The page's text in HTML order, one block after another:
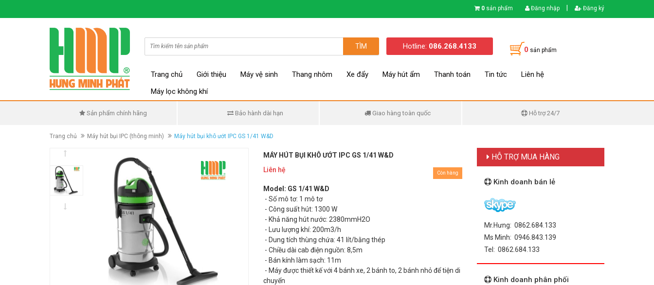
0 sản phẩm Đăng nhập Đăng ký
TÌM Hotline: 086.268.4133 0 sản phẩm
Trang chủ Giới thiệu Máy vệ sinh Thang nhôm Xe đẩy Máy hút ẩm Thanh toán Tin tức
Liên hệ
Máy lọc không khí
Sản phẩm chính hãng Bảo hành dài hạn Giao hàng toàn quốc Hỗ trợ 24/7
Trang chủ Máy hút bụi IPC (thông minh) Máy hút bụi khô ướt IPC GS 1/41 W&D
MÁY HÚT BỤI KHÔ ƯỚT IPC GS 1/41 W&D
Liên hệ
Còn hàng
Model: GS 1/41 W&D
- Số mô tơ: 1 mô tơ
- Công suất hút: 1300 W
- Khả năng hút nước: 2380mmH2O
- Lưu lượng khí: 200m3/h
- Dung tích thùng chứa: 41 lít/bằng thép
- Chiều dài cab điện nguồn: 8,5m
- Bán kính làm sạch: 11m
- Máy được thiết kế với 4 bánh xe, 2 bánh to, 2 bánh nhỏ để tiện di
chuyển
HỖ TRỢ MUA HÀNG
Kinh doanh bán lẻ
Mr.Hưng: 0862.684.133
Ms Minh: 0946.843.139
Tel: 0862.684.133
Kinh doanh phân phối